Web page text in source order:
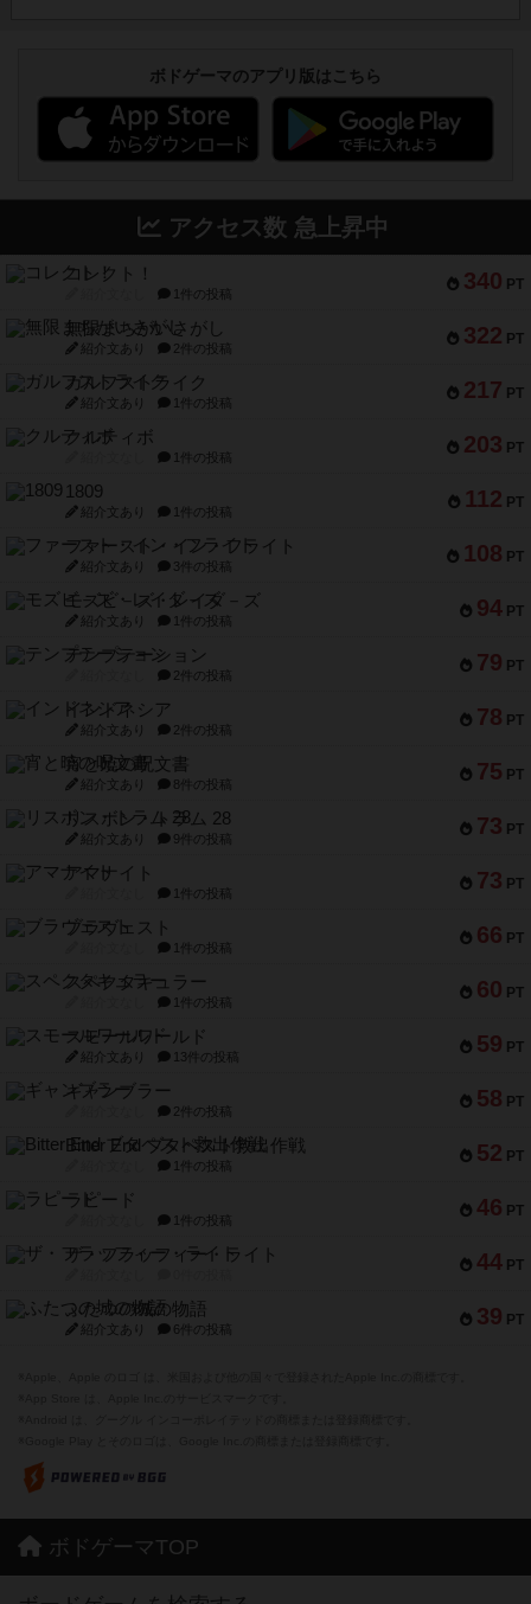
ボドゲーマのアプリ版はこちら
アクセス数 急上昇中
340 PT
コレクト！
1件の投稿
322 PT
無限まちがいさがし
紹介文あり 2件の投稿
217 PT
ガルフストライク
紹介文あり 1件の投稿
203 PT
クルティボ
1件の投稿
112 PT
1809
紹介文あり 1件の投稿
108 PT
ファースト・イン・フライト
紹介文あり 3件の投稿
94 PT
モズビ－ズ・レイダ－ズ
紹介文あり 1件の投稿
79 PT
テンプテーション
2件の投稿
78 PT
インドネシア
紹介文あり 2件の投稿
75 PT
宵と暁の呪文書
紹介文あり 8件の投稿
73 PT
リスボン・トラム 28
紹介文あり 9件の投稿
73 PT
アマナイト
1件の投稿
66 PT
ブラヴェスト
1件の投稿
60 PT
スペクタキュラー
1件の投稿
59 PT
スモールワールド
紹介文あり 13件の投稿
58 PT
ギャンブラー
2件の投稿
52 PT
Bitter End ブタペスト救出作戦
1件の投稿
46 PT
ラピード
1件の投稿
44 PT
ザ・フラッフィー・ライト
39 PT
ふたつの城の物語
紹介文あり 6件の投稿
ボドゲーマTOP